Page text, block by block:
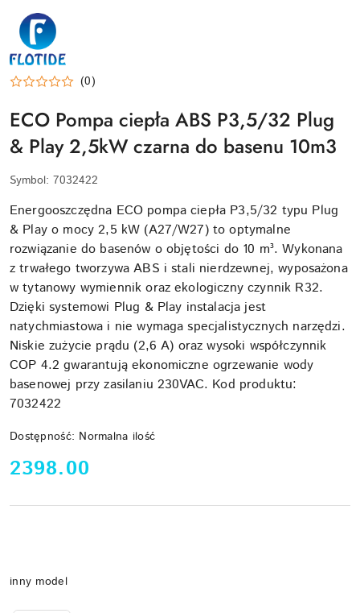
FLOTIDE-
LOGO
(0)
ECO Pompa ciepła ABS P3,5/32 Plug
& Play 2,5kW czarna do basenu 10m3
Symbol: 7032422
Energooszczędna ECO pompa ciepła P3,5/32 typu Plug
& Play o mocy 2,5 kW (A27/W27) to optymalne
rozwiązanie do basenów o objętości do 10 m³. Wykonana
z trwałego tworzywa ABS i stali nierdzewnej, wyposażona
w tytanowy wymiennik oraz ekologiczny czynnik R32.
Dzięki systemowi Plug & Play instalacja jest
natychmiastowa i nie wymaga specjalistycznych narzędzi.
Niskie zużycie prądu (2,6 A) oraz wysoki współczynnik
COP 4.2 gwarantują ekonomiczne ogrzewanie wody
basenowej przy zasilaniu 230VAC. Kod produktu:
7032422
Dostępność: Normalna ilość
cena:
2398.00
Wariant
inny model